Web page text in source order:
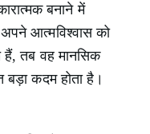
बनाने में
आत्मविश्वास को
तब वह मानसिक
बड़ा कदम होता है।